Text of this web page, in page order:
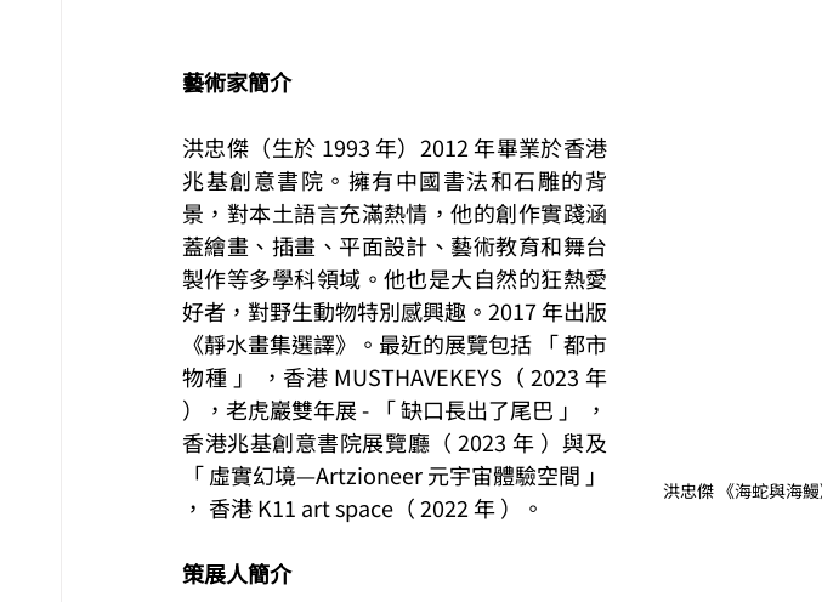
洪忠傑 《海蛇與海
藝術家簡介
洪忠傑（生於 1993 年）2012 年畢業於香港
兆基創意書院。擁有中國書法和石雕的背
景，對本土語言充滿熱情，他的創作實踐涵
蓋繪畫、插畫、平面設計、藝術教育和舞台
製作等多學科領域。他也是大自然的狂熱愛
好者，對野生動物特別感興趣。2017 年出版
《靜水畫集選譯》。最近的展覽包括 「 都市
物種 」 ，香港 MUSTHAVEKEYS（ 2023 年
），老虎巖雙年展 - 「 缺口長出了尾巴 」 ，
香港兆基創意書院展覽廳（ 2023 年 ）與及
「 虛實幻境—Artzioneer 元宇宙體驗空間 」
， 香港 K11 art space（ 2022 年 ）。
策展人簡介